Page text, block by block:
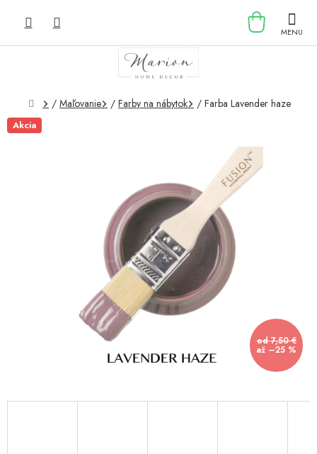
KOŠÍK
Domov
/ Maľovanie / Farby na nábytok / Farba Lavender haze
Akcia
od 7,50 €
až –25 %